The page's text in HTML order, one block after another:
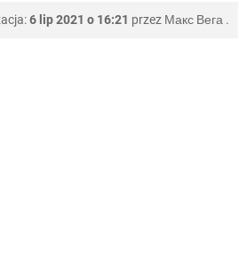
6 lip 2021 o 16:21 przez Макс Вега .